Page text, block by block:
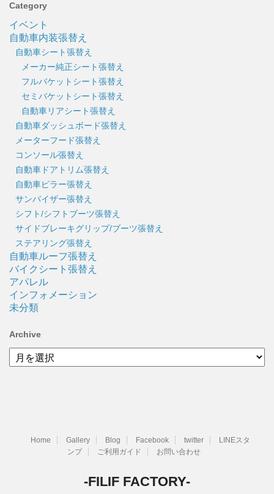
Category
イベント
自動車内装張替え
自動車シート張替え
メーカー純正シート張替え
フルバケットシート張替え
セミバケットシート張替え
自動車リアシート張替え
自動車ダッシュボード張替え
メーターフード張替え
コンソール張替え
自動車ドアトリム張替え
自動車ピラー張替え
サンバイザー張替え
シフト/シフトブーツ張替え
サイドブレーキグリップ/ブーツ張替え
ステアリング張替え
自動車ルーフ張替え
バイクシート張替え
アパレル
インフォメーション
未分類
Archive
Archive
Home Gallery Blog Facebook twitter
LINEスタ
ンプ
ご利用ガイド お問い合わせ
-FILIF FACTORY-